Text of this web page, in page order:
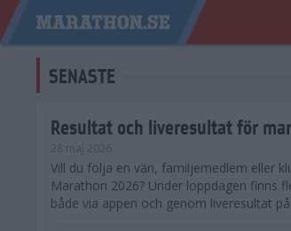
SENASTE
Resultat och liveresultat för
28 maj 2026
​Vill du följa en vän, familjemedlem eller
Marathon 2026? Under loppdagen finns
både via appen och genom liveresultat